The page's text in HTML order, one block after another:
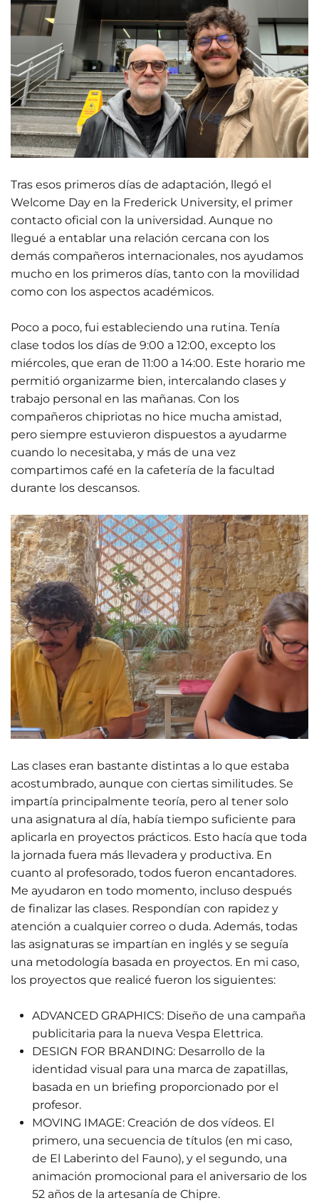
Tras esos primeros días de adaptación, llegó el
Welcome Day en la Frederick University, el primer
contacto oficial con la universidad. Aunque no
llegué a entablar una relación cercana con los
demás compañeros internacionales, nos ayudamos
mucho en los primeros días, tanto con la movilidad
como con los aspectos académicos.
Poco a poco, fui estableciendo una rutina. Tenía
clase todos los días de 9:00 a 12:00, excepto los
miércoles, que eran de 11:00 a 14:00. Este horario me
permitió organizarme bien, intercalando clases y
trabajo personal en las mañanas. Con los
compañeros chipriotas no hice mucha amistad,
pero siempre estuvieron dispuestos a ayudarme
cuando lo necesitaba, y más de una vez
compartimos café en la cafetería de la facultad
durante los descansos.
Las clases eran bastante distintas a lo que estaba
acostumbrado, aunque con ciertas similitudes. Se
impartía principalmente teoría, pero al tener solo
una asignatura al día, había tiempo suficiente para
aplicarla en proyectos prácticos. Esto hacía que toda
la jornada fuera más llevadera y productiva. En
cuanto al profesorado, todos fueron encantadores.
Me ayudaron en todo momento, incluso después
de finalizar las clases. Respondían con rapidez y
atención a cualquier correo o duda. Además, todas
las asignaturas se impartían en inglés y se seguía
una metodología basada en proyectos. En mi caso,
los proyectos que realicé fueron los siguientes:
ADVANCED GRAPHICS: Diseño de una campaña
publicitaria para la nueva Vespa Elettrica.
DESIGN FOR BRANDING: Desarrollo de la
identidad visual para una marca de zapatillas,
basada en un briefing proporcionado por el
profesor.
MOVING IMAGE: Creación de dos vídeos. El
primero, una secuencia de títulos (en mi caso,
de El Laberinto del Fauno), y el segundo, una
animación promocional para el aniversario de los
52 años de la artesanía de Chipre.